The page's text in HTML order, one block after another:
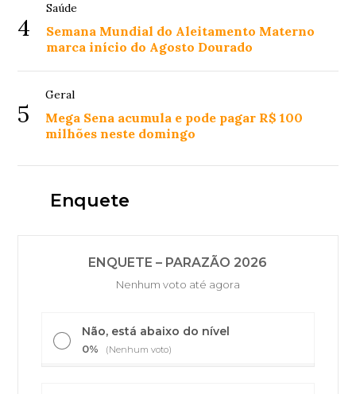
4
Saúde
Semana Mundial do Aleitamento Materno
marca início do Agosto Dourado
5
Geral
Mega Sena acumula e pode pagar R$ 100
milhões neste domingo
Enquete
ENQUETE – PARAZÃO 2026
Nenhum voto até agora
Não, está abaixo do nível
0% (Nenhum voto)